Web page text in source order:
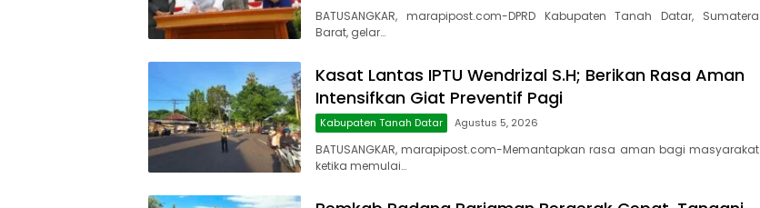
BATUSANGKAR, marapipost.com-DPRD Kabupaten Tanah Datar, Sumatera
Barat, gelar…
Kasat Lantas IPTU Wendrizal S.H; Berikan Rasa Aman
Intensifkan Giat Preventif Pagi
Kabupaten Tanah Datar Agustus 5, 2026
BATUSANGKAR, marapipost.com-Memantapkan rasa aman bagi masyarakat
ketika memulai…